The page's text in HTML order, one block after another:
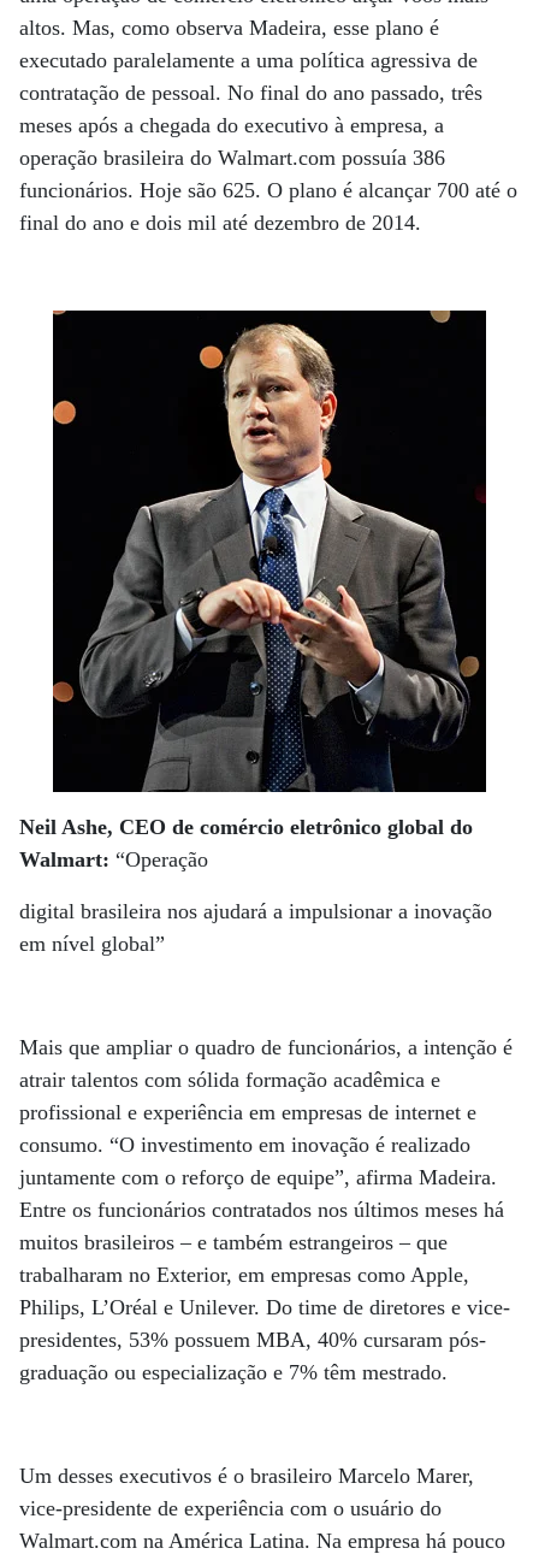
altos. Mas, como observa Madeira, esse plano é
executado paralelamente a uma política agressiva de
contratação de pessoal. No final do ano passado, três
meses após a chegada do executivo à empresa, a
operação brasileira do Walmart.com possuía 386
funcionários. Hoje são 625. O plano é alcançar 700 até o
final do ano e dois mil até dezembro de 2014.
Neil Ashe, CEO de comércio eletrônico global do
Walmart: “Operação
digital brasileira nos ajudará a impulsionar a inovação
em nível global”
Mais que ampliar o quadro de funcionários, a intenção é
atrair talentos com sólida formação acadêmica e
profissional e experiência em empresas de internet e
consumo. “O investimento em inovação é realizado
juntamente com o reforço de equipe”, afirma Madeira.
Entre os funcionários contratados nos últimos meses há
muitos brasileiros – e também estrangeiros – que
trabalharam no Exterior, em empresas como Apple,
Philips, L’Oréal e Unilever. Do time de diretores e vice-
presidentes, 53% possuem MBA, 40% cursaram pós-
graduação ou especialização e 7% têm mestrado.
Um desses executivos é o brasileiro Marcelo Marer,
vice-presidente de experiência com o usuário do
Walmart.com na América Latina. Na empresa há pouco